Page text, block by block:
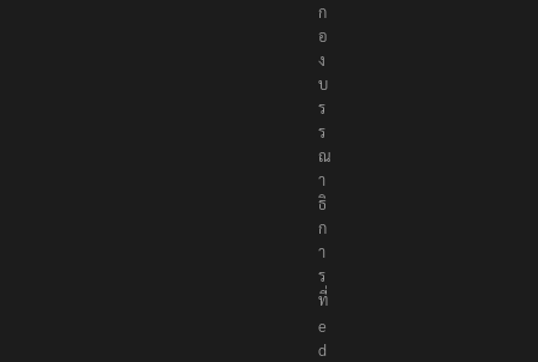
ต่
อ
ก
อ
ง
บ
ร
ร
ณ
า
ธิ
ก
า
ร
ที่